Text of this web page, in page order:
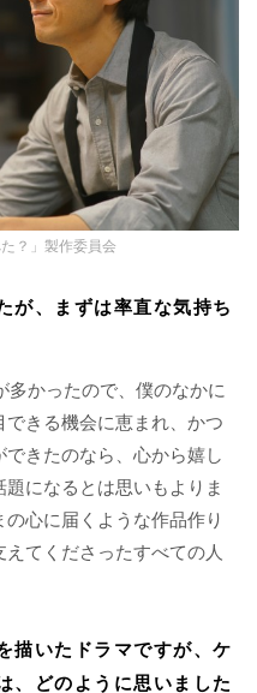
？」製作委員会
、まずは率直な気持ち
かったので、僕のなかに
きる機会に恵まれ、かつ
きたのなら、心から嬉し
になるとは思いもよりま
心に届くような作品作り
てくださったすべての人
いたドラマですが、ケ
、どのように思いました